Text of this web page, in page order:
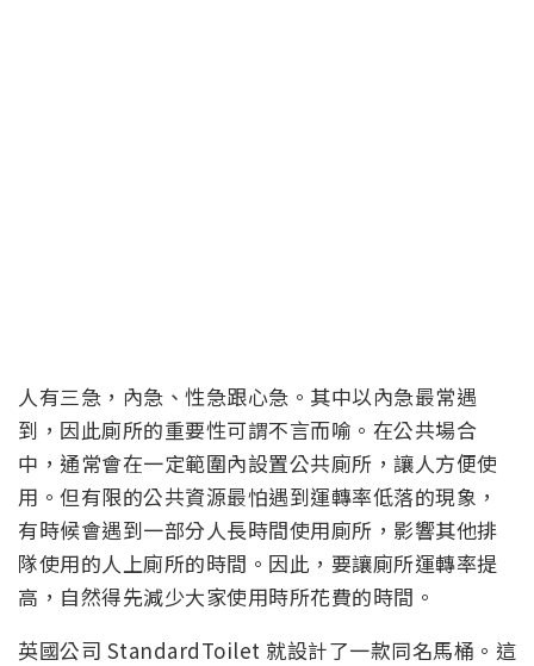
人有三急，內急、性急跟心急。其中以內急最常遇
到，因此廁所的重要性可謂不言而喻。在公共場合
中，通常會在一定範圍內設置公共廁所，讓人方便使
用。但有限的公共資源最怕遇到運轉率低落的現象，
有時候會遇到一部分人長時間使用廁所，影響其他排
隊使用的人上廁所的時間。因此，要讓廁所運轉率提
高，自然得先減少大家使用時所花費的時間。
英國公司 StandardToilet 就設計了一款同名馬桶。這